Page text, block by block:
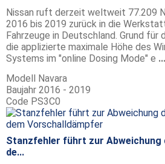
Nissan ruft derzeit weltweit 77.209
2016 bis 2019 zurück in die
Fahrzeuge in Deutschland. Grund für
die applizierte maximale Höhe des
Systems im "online Dosing Mode" e ...
Modell Navara
Baujahr 2016 - 2019
Code PS3C0
Stanzfehler führt zur Abweichung
de...